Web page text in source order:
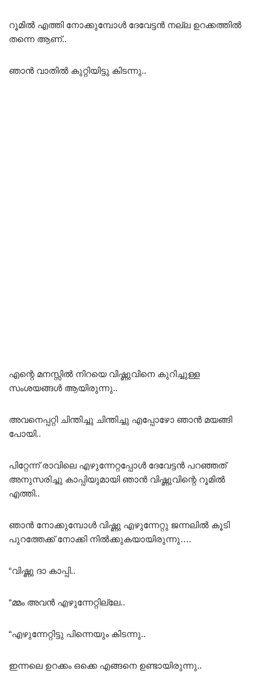
റൂമിൽ എത്തി നോക്കുമ്പോൾ ദേവേട്ടൻ നല്ല ഉറക്കത്തിൽ
തന്നെ ആണ്..
ഞാൻ വാതിൽ കുറ്റിയിട്ടു കിടന്നു..
എന്റെ മനസ്സിൽ നിറയെ വിഷ്ണുവിനെ കുറിച്ചുള്ള
സംശയങ്ങൾ ആയിരുന്നു..
അവനെപ്പറ്റി ചിന്തിച്ചു ചിന്തിച്ചു എപ്പോഴോ ഞാൻ മയങ്ങി
പോയി..
പിറ്റേന്ന് രാവിലെ എഴുന്നേറ്റപ്പോൾ ദേവേട്ടൻ പറഞ്ഞത്
അനുസരിച്ചു കാപ്പിയുമായി ഞാൻ വിഷ്ണുവിന്റെ റൂമിൽ
എത്തി..
ഞാൻ നോക്കുമ്പോൾ വിഷ്ണു എഴുന്നേറ്റു ജന്നലിൽ കൂടി
പുറത്തേക്ക് നോക്കി നിൽക്കുകയായിരുന്നു….
“വിഷ്ണു ദാ കാപ്പി..
“മ്മം അവൻ എഴുന്നേറ്റില്ലേ..
“എഴുന്നേറ്റിട്ടു പിന്നെയും കിടന്നു..
ഇന്നലെ ഉറക്കം ഒക്കെ എങ്ങനെ ഉണ്ടായിരുന്നു..